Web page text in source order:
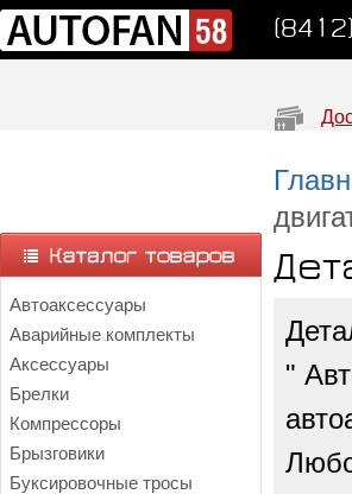
Автоаксессуары
Аварийные комплекты
Аксессуары
Брелки
Компрессоры
Брызговики
Буксировочные тросы
"